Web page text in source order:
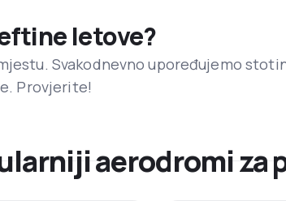
letove?
Svakodnevno upoređujemo
Provjerite!
aerodromi za